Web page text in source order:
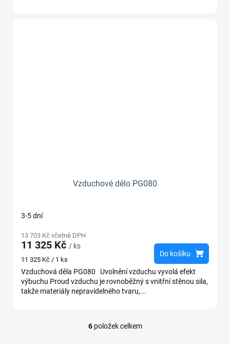
Vzduchové dělo PG080
3-5 dní
13 703 Kč včetně DPH
11 325 Kč / ks
Měrná
cena:
11 325 Kč / 1 ks
Do košíku
Vzduchová děla PG080 Uvolnění vzduchu vyvolá efekt
výbuchu Proud vzduchu je rovnoběžný s vnitřní stěnou sila,
takže materiály nepravidelného tvaru,...
O
6položek celkem